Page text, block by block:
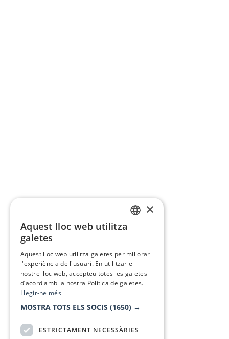
×
Aquest lloc web utilitza
galetes
Aquest lloc web utilitza galetes per millorar
l'experiència de l'usuari. En utilitzar el
nostre lloc web, accepteu totes les galetes
d’acord amb la nostra Política de galetes.
Llegir-ne més
MOSTRA TOTS ELS SOCIS (1650) →
ESTRICTAMENT NECESSÀRIES